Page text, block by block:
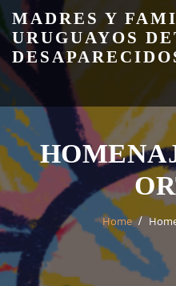
Skip
to
content
MADRES Y
URUGUAYOS
Home